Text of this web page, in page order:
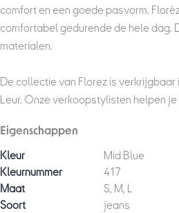
comfort en een goede pasvorm.
comfortabel gedurende de hele dag.
materialen.
De collectie van Florez is verkrijgbaar
Leur. Onze verkoopstylisten helpen
Eigenschappen
Kleur
Mid Blue
Kleurnummer
417
Maat
S, M, L
Soort
jeans